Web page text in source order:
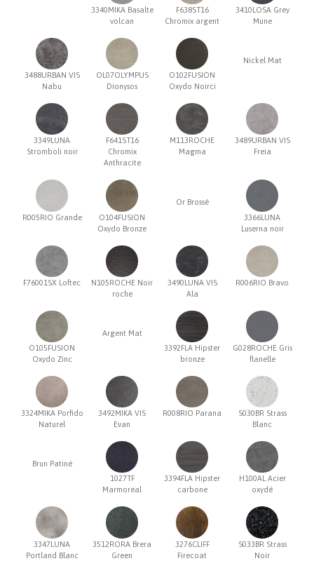
3340MIKA Basalte
volcan
F638ST16
Chromix argent
3410LOSA Grey
Mune
3488URBAN VIS
Nabu
OL07OLYMPUS
Dionysos
O102FUSION
Oxydo Noirci
Nickel Mat
3349LUNA
Stromboli noir
F641ST16
Chromix
Anthracite
M113ROCHE
Magma
3489URBAN VIS
Freia
R005RIO Grande
O104FUSION
Oxydo Bronze
Or Brossé
3366LUNA
Luserna noir
F76001SX Loftec
N105ROCHE Noir
roche
3490LUNA VIS
Ala
R006RIO Bravo
O105FUSION
Oxydo Zinc
Argent Mat
3392FLA Hipster
bronze
G028ROCHE Gris
flanelle
3324MIKA Porfido
Naturel
3492MIKA VIS
Evan
R008RIO Parana
S030BR Strass
Blanc
Brun Patiné
1027TF
Marmoreal
3394FLA Hipster
carbone
H100AL Acier
oxydé
3347LUNA
Portland Blanc
3512RORA Brera
Green
3276CLIFF
Firecoat
S033BR Strass
Noir